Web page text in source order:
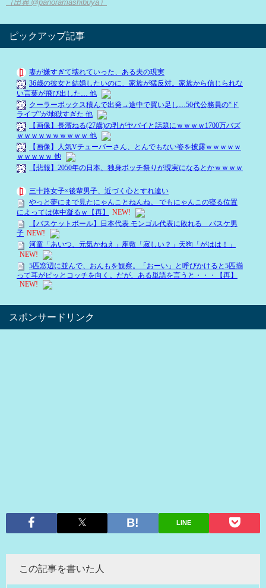
（出典 @panoramashibuya）
ピックアップ記事
スポンサードリンク
LINE
この記事を書いた人